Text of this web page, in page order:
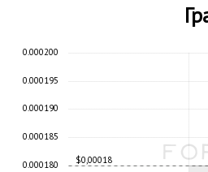
$0,00018
0.000180
0.000185
0.000190
0.000195
0.000200